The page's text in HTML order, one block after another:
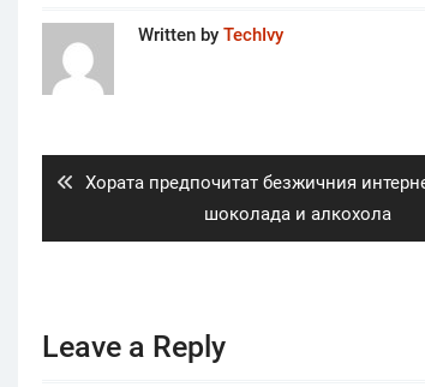
Written by TechIvy
Previous
Хората предпочитат безжичния
шоколада и алкохола
Leave a Reply